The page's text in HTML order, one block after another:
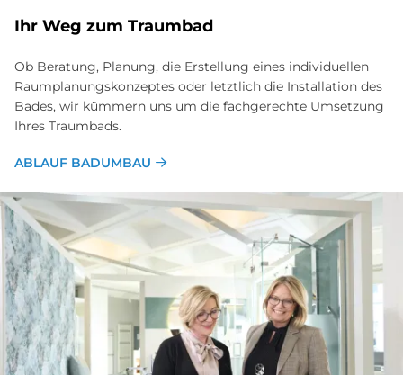
Ihr Weg zum Traumbad
Ob Beratung, Planung, die Erstellung eines individuellen
Raumplanungskonzeptes oder letztlich die Installation des
Bades, wir kümmern uns um die fachgerechte Umsetzung
Ihres Traumbads.
ABLAUF BADUMBAU